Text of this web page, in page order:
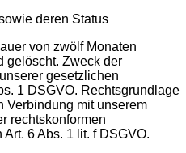
deren Status
von zwölf Monaten
gelöscht. Zweck der
gesetzlichen
1 DSGVO. Rechtsgrundlage
Verbindung mit unserem
rechtskonformen
6 Abs. 1 lit. f DSGVO.